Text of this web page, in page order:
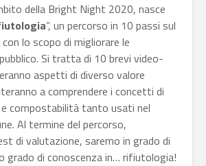
della Bright Night 2020, nasce
”, un percorso in 10 passi sul
lo scopo di migliorare le
Si tratta di 10 brevi video-
aspetti di diverso valore
a comprendere i concetti di
compostabilità tanto usati nel
Al termine del percorso,
di valutazione, saremo in grado di
grado di conoscenza in… rifiutologia!